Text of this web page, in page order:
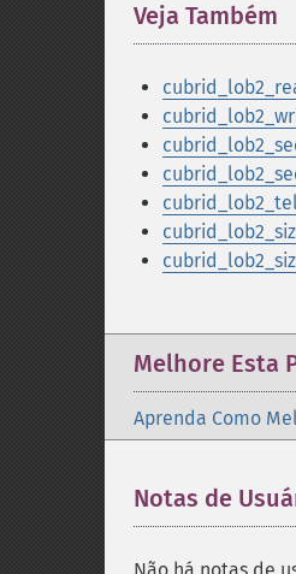
Veja Também
Melhore Esta
Aprenda Como
Notas de